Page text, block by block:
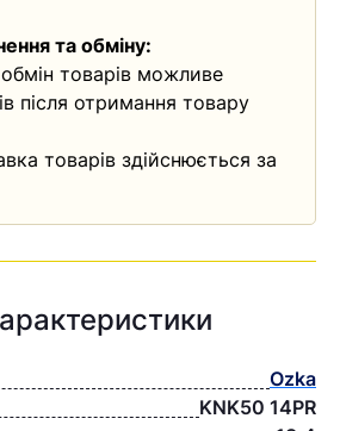
та обміну:
товарів можливе
після отримання товару
товарів здійснюється за
Ozka
KNK50 14PR